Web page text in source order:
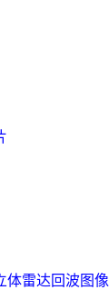
体雷达回波图像